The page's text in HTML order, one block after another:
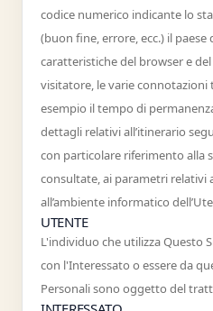
codice numerico indicante lo
(buon fine, errore, ecc.) il paese
caratteristiche del browser e
visitatore, le varie connotazioni
esempio il tempo di
dettagli relativi all’itinerario
con particolare riferimento alla
consultate, ai parametri relativi
all’ambiente informatico
UTENTE
L'individuo che utilizza Questo
con l'Interessato o essere da
Personali sono oggetto del